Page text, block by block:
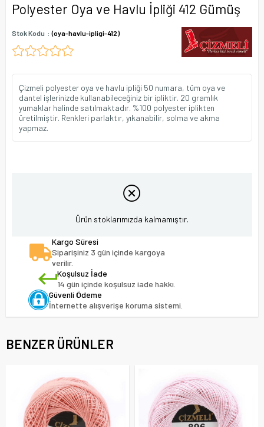
Polyester Oya ve Havlu İpliği 412 Gümüş
Stok Kodu (oya-havlu-ipligi-412)
Çizmeli polyester oya ve havlu ipliği 50 numara, tüm oya ve
dantel işlerinizde kullanabileceğiniz bir ipliktir. 20 gramlık
yumaklar halinde satılmaktadır. %100 polyester iplikten
üretilmiştir. Renkleri parlaktır, yıkanabilir, solma ve akma
yapmaz.
Ürün stoklarımızda kalmamıştır.
Kargo Süresi
Siparişiniz 3 gün içinde kargoya
verilir.
Koşulsuz İade
14 gün içinde koşulsuz iade hakkı.
Güvenli Ödeme
İnternette alışverişe koruma sistemi.
BENZER ÜRÜNLER